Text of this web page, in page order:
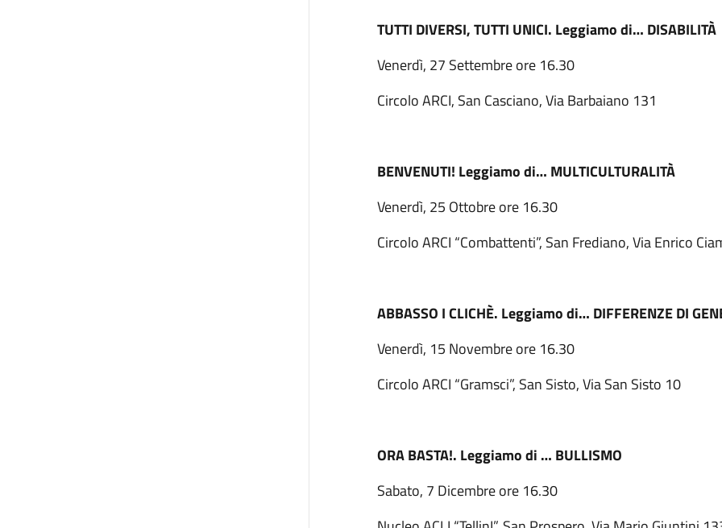
TUTTI DIVERSI, TUTTI UNICI. Leggiamo di… DISABILITÀ
Venerdì, 27 Settembre ore 16.30
Circolo ARCI, San Casciano, Via Barbaiano 131
BENVENUTI! Leggiamo di… MULTICULTURALITÀ
Venerdì, 25 Ottobre ore 16.30
Circolo ARCI “Combattenti”, San Frediano, Via Enrico
ABBASSO I CLICHÈ. Leggiamo di… DIFFERENZE DI
Venerdì, 15 Novembre ore 16.30
Circolo ARCI “Gramsci”, San Sisto, Via San Sisto 10
ORA BASTA!. Leggiamo di … BULLISMO
Sabato, 7 Dicembre ore 16.30